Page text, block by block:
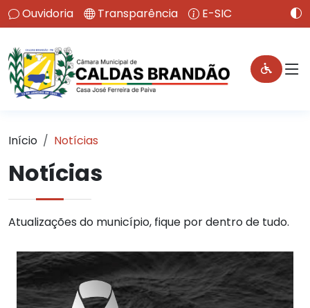
Ouvidoria Transparência E-SIC
Início Notícias
Notícias
Atualizações do município, fique por dentro de tudo.